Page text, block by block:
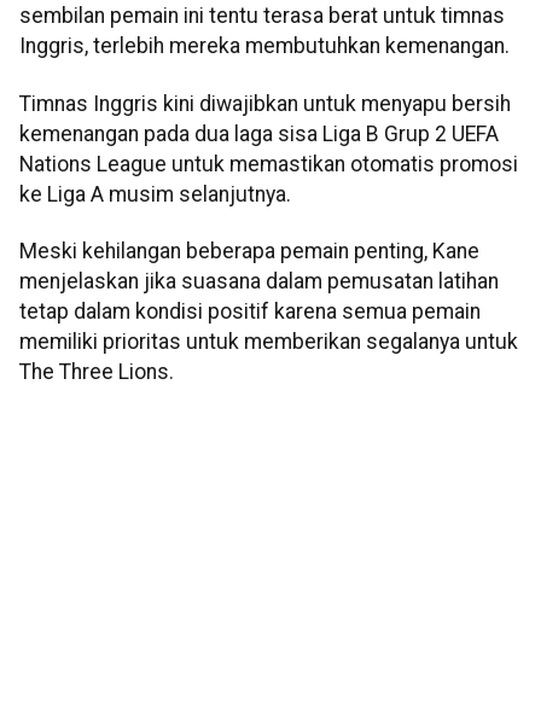
sembilan pemain ini tentu terasa berat untuk timnas
Inggris, terlebih mereka membutuhkan kemenangan.
Timnas Inggris kini diwajibkan untuk menyapu bersih
kemenangan pada dua laga sisa Liga B Grup 2 UEFA
Nations League untuk memastikan otomatis promosi
ke Liga A musim selanjutnya.
Meski kehilangan beberapa pemain penting, Kane
menjelaskan jika suasana dalam pemusatan latihan
tetap dalam kondisi positif karena semua pemain
memiliki prioritas untuk memberikan segalanya untuk
The Three Lions.